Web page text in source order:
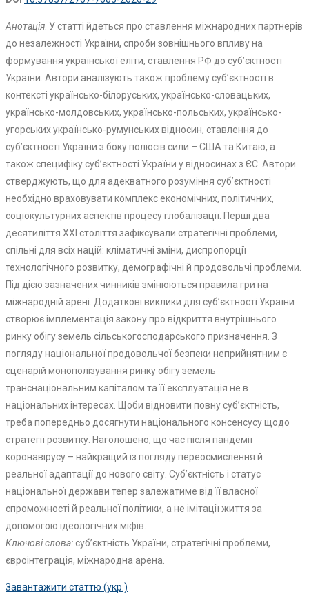
Анотація . У статті йдеться про ставлення міжнародних партнерів
до незалежності України, спроби зовнішнього впливу на
формування української еліти, ставлення РФ до суб’єктності
України. Автори аналізують також проблему суб’єктності в
контексті українсько-білоруських, українсько-словацьких,
українсько-молдовських, українсько-польських, українсько-
угорських українсько-румунських відносин, ставлення до
суб’єктності України з боку полюсів сили – США та Китаю, а
також специфіку суб’єктності України у відносинах з ЄС. Автори
стверджують, що для адекватного розуміння суб’єктності
необхідно враховувати комплекс економічних, політичних,
соціокультурних аспектів процесу глобалізації. Перші два
десятиліття ХХІ століття зафіксували стратегічні проблеми,
спільні для всіх націй: кліматичні зміни, диспропорції
технологічного розвитку, демографічні й продовольчі проблеми.
Під дією зазначених чинників змінюються правила гри на
міжнародній арені. Додаткові виклики для суб’єктності України
створює імплементація закону про відкриття внутрішнього
ринку обігу земель сільськогосподарського призначення. З
погляду національної продовольчої безпеки неприйнятним є
сценарій монополізування ринку обігу земель
транснаціональним капіталом та її експлуатація не в
національних інтересах. Щоби відновити повну суб’єктність,
треба попередньо досягнути національного консенсусу щодо
стратегії розвитку. Наголошено, що час після пандемії
коронавірусу – найкращий із погляду переосмислення й
реальної адаптації до нового світу. Суб’єктність і статус
національної держави тепер залежатиме від її власної
спроможності й реальної політики, а не імітації життя за
допомогою ідеологічних міфів.
Ключові слова: суб’єктність України, стратегічні проблеми,
євроінтеграція, міжнародна арена.
Завантажити статтю (укр.)